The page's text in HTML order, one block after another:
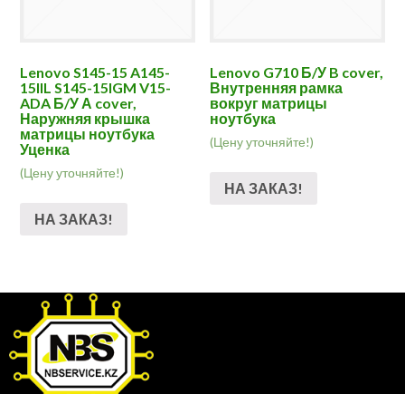
Lenovo S145-15 A145-
15IIL S145-15IGM V15-
ADA Б/У А cover,
Наружняя крышка
матрицы ноутбука
Уценка
(Цену уточняйте!)
НА ЗАКАЗ!
Lenovo G710 Б/У B cover,
Внутренняя рамка
вокруг матрицы
ноутбука
(Цену уточняйте!)
НА ЗАКАЗ!